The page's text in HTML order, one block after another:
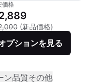
価格
ァービッシュ品の価格：
(新品価格)
プションを見る
ン品質その他